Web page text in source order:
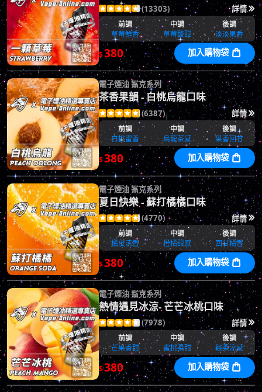
     (13303) 詳情 
前調 中調
後調
草莓鮮香
草莓酸甜 淡淡果香
$380 加入購物袋 
電子煙油 鯊克系列
茶香果韻 - 白桃烏龍口味
     (6387) 詳情 
前調 中調
後調
白桃蜜香
烏龍茶感 果香回甘
$380 加入購物袋 
電子煙油 鯊克系列
夏日快樂 - 蘇打橘橘口味
     (4770) 詳情 
前調 中調
後調
橘皮清香
橙橘甜感 回甘橘香
$380 加入購物袋 
電子煙油 鯊克系列
熱情遇見冰涼- 芒芒冰桃口味
     (7978) 詳情 
前調 中調
後調
芒果香甜
蜜桃柔甜 輕柔涼感
$380 加入購物袋 